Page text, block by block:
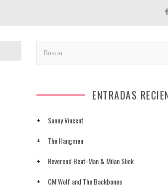
ENTRADAS
Sonny Vincent
The Hangmen
Reverend Beat-Man & Milan Slick
CM Wolf and The Backbones